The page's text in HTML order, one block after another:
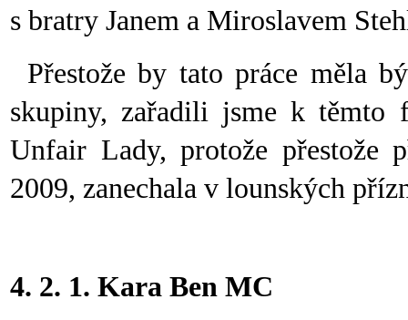
s bratry Janem a Miroslavem
Přestože by tato práce měla
skupiny, zařadili jsme k těmto
Unfair Lady, protože přestože
2009, zanechala v lounských
4. 2. 1. Kara Ben MC